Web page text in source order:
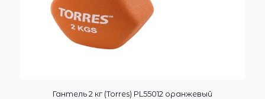
Гантель 2 кг (Torres) PL55012 оранжевый